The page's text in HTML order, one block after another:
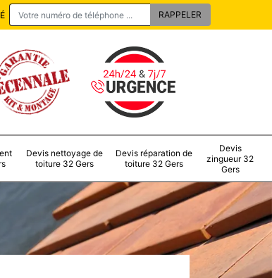
Devis nettoyage de
toiture 32 Gers
Devis réparation de
toiture 32 Gers
Devis
zingueur 32
Gers